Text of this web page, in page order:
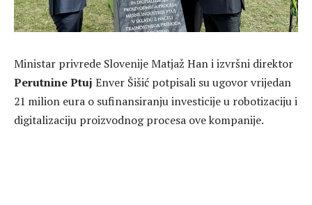
Ministar privrede SlovenijeMatjaž Hani izvršni direktor
Perutnine Ptuj Enver Šišić potpisali su ugovor vrijedan
21 milion eura o sufinansiranju investicije u robotizaciju i
digitalizaciju proizvodnog procesa ove kompanije.